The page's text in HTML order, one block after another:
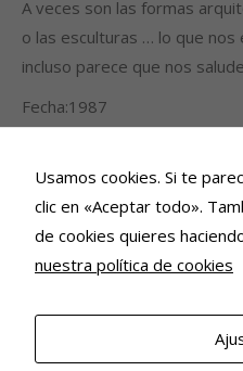
A veces son las formas
o las esculturas … lo que nos
incluso parece que nos
Fecha:1987
Copias montadas en
Papel clorobromuro
Usamos cookies. Si te
clic en «Aceptar todo».
de cookies quieres
nuestra política de cookies